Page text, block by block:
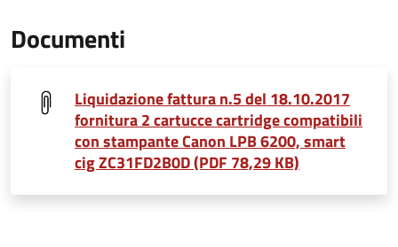
Documenti
Liquidazione fattura n.5 del 18.10.2017
fornitura 2 cartucce cartridge compatibili
con stampante Canon LPB 6200, smart
cig ZC31FD2B0D (PDF 78,29 KB)